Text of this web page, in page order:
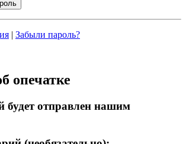
Забыли пароль?
опечатке
будет отправлен нашим